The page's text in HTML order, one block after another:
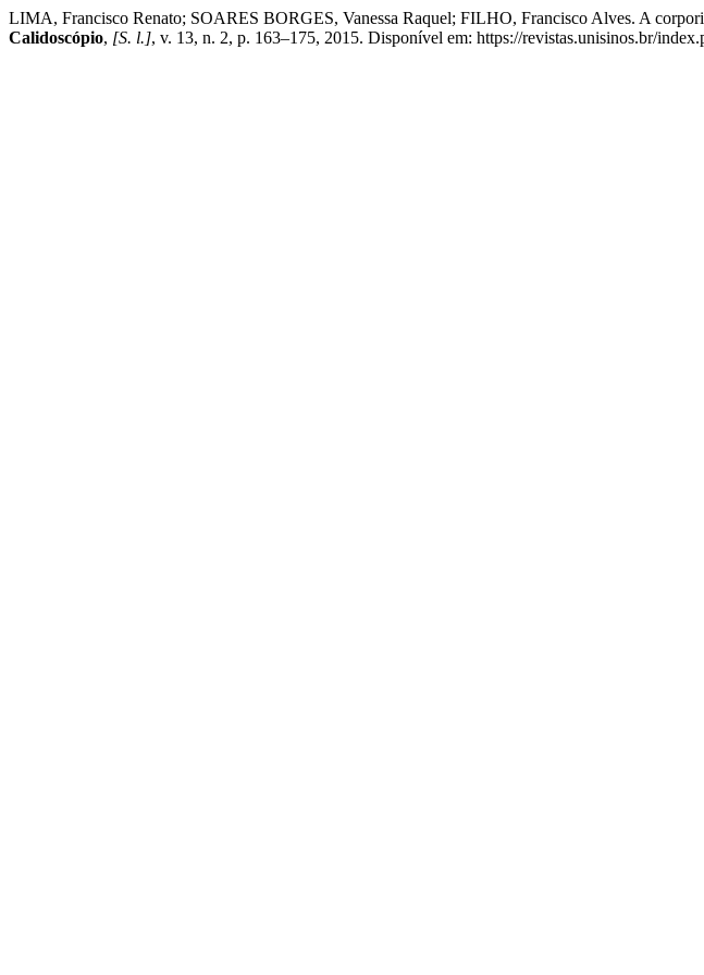
LIMA, Francisco Renato; SOARES BORGES, Vanessa Raquel; FILHO, Francisco Alves. A
Calidoscópio, [S. l.], v. 13, n. 2, p. 163–175, 2015. Disponível em: https://revistas.unisinos.br/